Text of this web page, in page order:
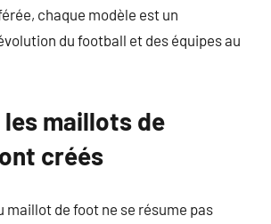
chaque modèle est un
du football et des équipes au
les maillots de
créés
maillot de foot ne se résume pas